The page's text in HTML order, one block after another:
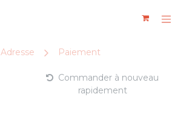
Adresse Paiement
Commander à nouveau
rapidement